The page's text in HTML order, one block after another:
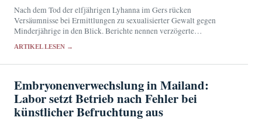
Nach dem Tod der elfjährigen Lyhanna im Gers rücken
Versäumnisse bei Ermittlungen zu sexualisierter Gewalt gegen
Minderjährige in den Blick. Berichte nennen verzögerte
ARTIKEL LESEN →
Embryonenverwechslung in Mailand:
Labor setzt Betrieb nach Fehler bei
künstlicher Befruchtung aus